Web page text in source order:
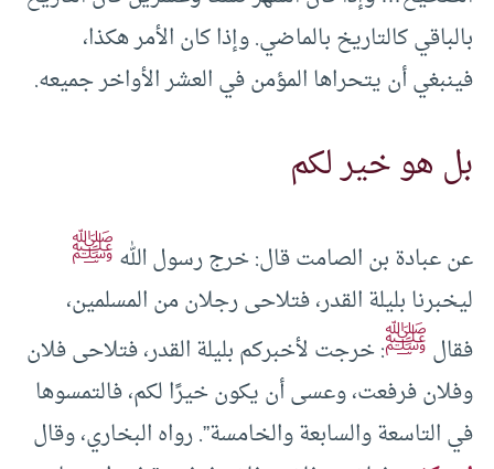
بالباقي كالتاريخ بالماضي. وإذا كان الأمر هكذا،
فينبغي أن يتحراها المؤمن في العشر الأواخر جميعه.
بل هو خير لكم
عن عبادة بن الصامت قال: خرج رسول اللهﷺ
ليخبرنا بليلة القدر، فتلاحى رجلان من المسلمين،
فقالﷺ: خرجت لأخبركم بليلة القدر، فتلاحى فلان
وفلان فرفعت، وعسى أن يكون خيرًا لكم، فالتمسوها
في التاسعة والسابعة والخامسة”. رواه البخاري، وقال